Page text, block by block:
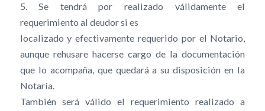
5. Se tendrá por realizado válidamente el
requerimiento al deudor si es
localizado y efectivamente requerido por el Notario,
aunque rehusare hacerse cargo de la documentación
que lo acompaña, que quedará a su disposición en la
Notaría.
También será válido el requerimiento realizado a